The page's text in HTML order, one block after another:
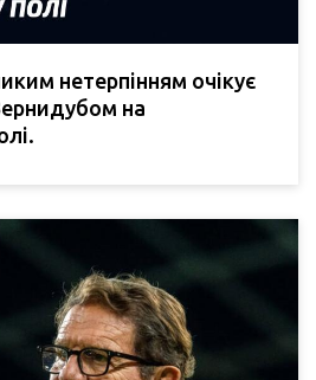
нетерпінням очікує
на